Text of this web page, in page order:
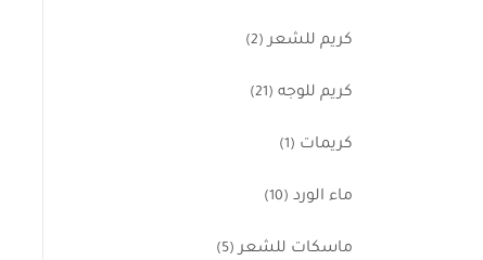
كريم للشعر (2)
كريم للوجه (21)
كريمات (1)
ماء الورد (10)
ماسكات للشعر (5)